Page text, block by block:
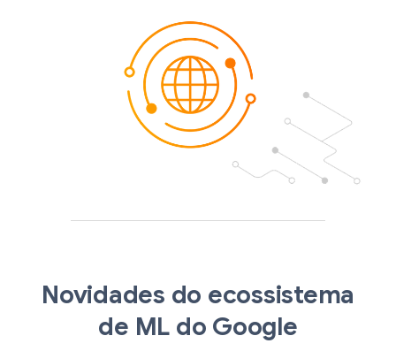
Novidades do ecossistema
de ML do Google